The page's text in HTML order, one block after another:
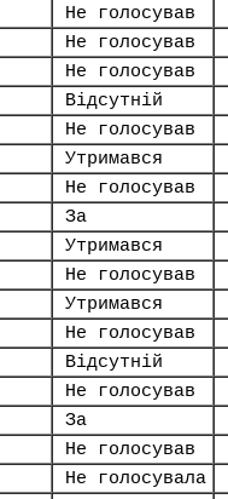
Не голосував
Не голосував
Не голосував
Відсутній
Не голосував
Утримався
Не голосував
За
Утримався
Не голосував
Утримався
Не голосував
Відсутній
Не голосував
За
Не голосував
Не голосувала